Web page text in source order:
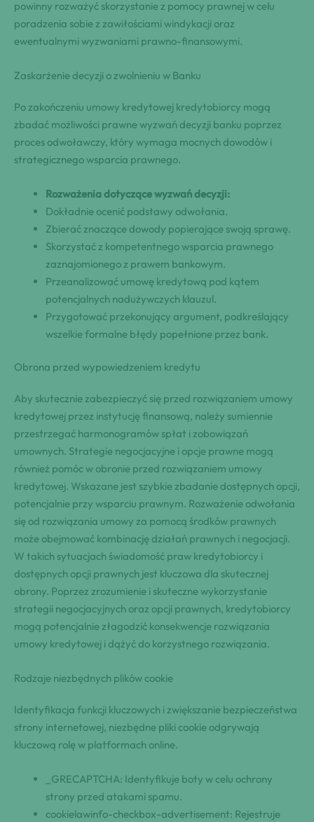
powinny rozważyć skorzystanie z pomocy prawnej w celu
poradzenia sobie z zawiłościami windykacji oraz
ewentualnymi wyzwaniami prawno-finansowymi.
Zaskarżenie decyzji o zwolnieniu w Banku
Po zakończeniu umowy kredytowej kredytobiorcy mogą
zbadać możliwości prawne wyzwań decyzji banku poprzez
proces odwoławczy, który wymaga mocnych dowodów i
strategicznego wsparcia prawnego.
Rozważenia dotyczące wyzwań decyzji:
Dokładnie ocenić podstawy odwołania.
Zbierać znaczące dowody popierające swoją sprawę.
Skorzystać z kompetentnego wsparcia prawnego
zaznajomionego z prawem bankowym.
Przeanalizować umowę kredytową pod kątem
potencjalnych nadużywczych klauzul.
Przygotować przekonujący argument, podkreślający
wszelkie formalne błędy popełnione przez bank.
Obrona przed wypowiedzeniem kredytu
Aby skutecznie zabezpieczyć się przed rozwiązaniem umowy
kredytowej przez instytucję finansową, należy sumiennie
przestrzegać harmonogramów spłat i zobowiązań
umownych. Strategie negocjacyjne i opcje prawne mogą
również pomóc w obronie przed rozwiązaniem umowy
kredytowej. Wskazane jest szybkie zbadanie dostępnych opcji,
potencjalnie przy wsparciu prawnym. Rozważenie odwołania
się od rozwiązania umowy za pomocą środków prawnych
może obejmować kombinację działań prawnych i negocjacji.
W takich sytuacjach świadomość praw kredytobiorcy i
dostępnych opcji prawnych jest kluczowa dla skutecznej
obrony. Poprzez zrozumienie i skuteczne wykorzystanie
strategii negocjacyjnych oraz opcji prawnych, kredytobiorcy
mogą potencjalnie złagodzić konsekwencje rozwiązania
umowy kredytowej i dążyć do korzystnego rozwiązania.
Rodzaje niezbędnych plików cookie
Identyfikacja funkcji kluczowych i zwiększanie bezpieczeństwa
strony internetowej, niezbędne pliki cookie odgrywają
kluczową rolę w platformach online.
_GRECAPTCHA: Identyfikuje boty w celu ochrony
strony przed atakami spamu.
cookielawinfo-checkbox-advertisement: Rejestruje